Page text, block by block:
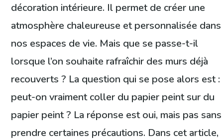
décoration intérieure. Il permet de créer une
atmosphère chaleureuse et personnalisée dans
nos espaces de vie. Mais que se passe-t-il
lorsque l’on souhaite rafraîchir des murs déjà
recouverts ? La question qui se pose alors est :
peut-on vraiment coller du papier peint sur du
papier peint ? La réponse est oui, mais pas sans
prendre certaines précautions. Dans cet article,